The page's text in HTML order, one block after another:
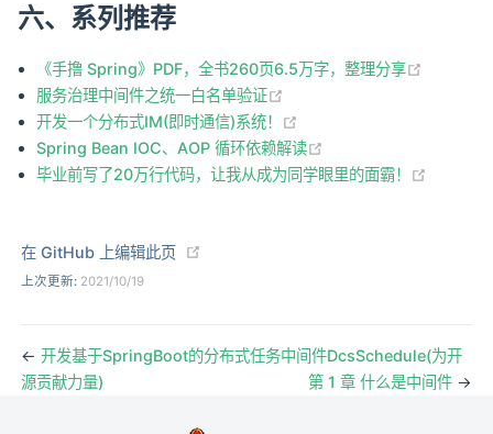
六、系列推荐
《手撸 Spring》PDF，全书260页6.5万字，整理分享
服务治理中间件之统一白名单验证
开发一个分布式IM(即时通信)系统！
Spring Bean IOC、AOP 循环依赖解读
毕业前写了20万行代码，让我从成为同学眼里的面霸！
在 GitHub 上编辑此页
上次更新: 2021/10/19
←开发基于SpringBoot的分布式任务中间件DcsSchedule(为开
源贡献力量)
第 1 章 什么是中间件 →